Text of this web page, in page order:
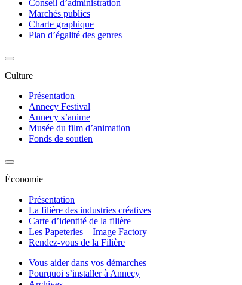
Conseil d’administration
Marchés publics
Charte graphique
Plan d’égalité des genres
Culture
Présentation
Annecy Festival
Annecy s’anime
Musée du film d’animation
Fonds de soutien
Économie
Présentation
La filière des industries créatives
Carte d’identité de la filière
Les Papeteries – Image Factory
Rendez-vous de la Filière
Vous aider dans vos démarches
Pourquoi s’installer à Annecy